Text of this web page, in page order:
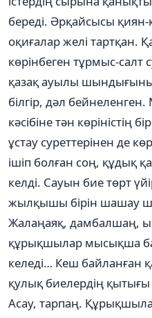
береді. Әрқайсысы қиян-
оқиғалар желі тартқан.
көрінбеген тұрмыс-салт
қазақ ауылы
білгір, дәл
кәсібіне тән көріністің
ұстау суреттерінен де
ішіп болған соң, құдық
келді. Сауын бие төрт
жылқышы бірін шашау
Жалаңаяқ, дамбалшаң,
құрықшылар мысықша
келеді… Кеш байланған
қулық биелердің
Асау, тарпаң.